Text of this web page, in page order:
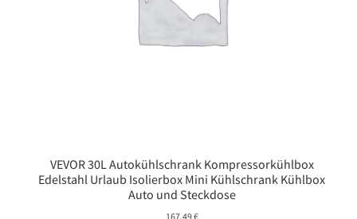
VEVOR 30L Autokühlschrank Kompressorkühlbox
Edelstahl Urlaub Isolierbox Mini Kühlschrank Kühlbox
Auto und Steckdose
167,49€